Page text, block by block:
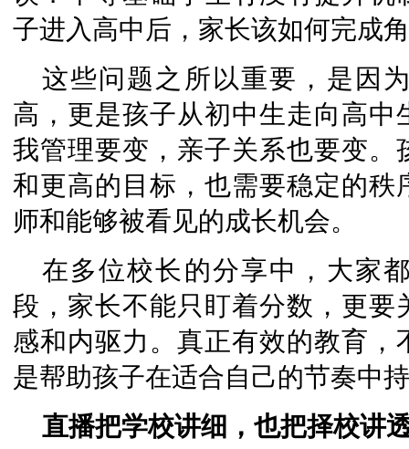
子进入高中后，家长该如何完成
这些问题之所以重要，是因
高，更是孩子从初中生走向高
我管理要变，亲子关系也要变
和更高的目标，也需要稳定的
师和能够被看见的成长机会。
在多位校长的分享中，大家
段，家长不能只盯着分数，更
感和内驱力。真正有效的教育
是帮助孩子在适合自己的节奏中
直播把学校讲细，也把择校讲